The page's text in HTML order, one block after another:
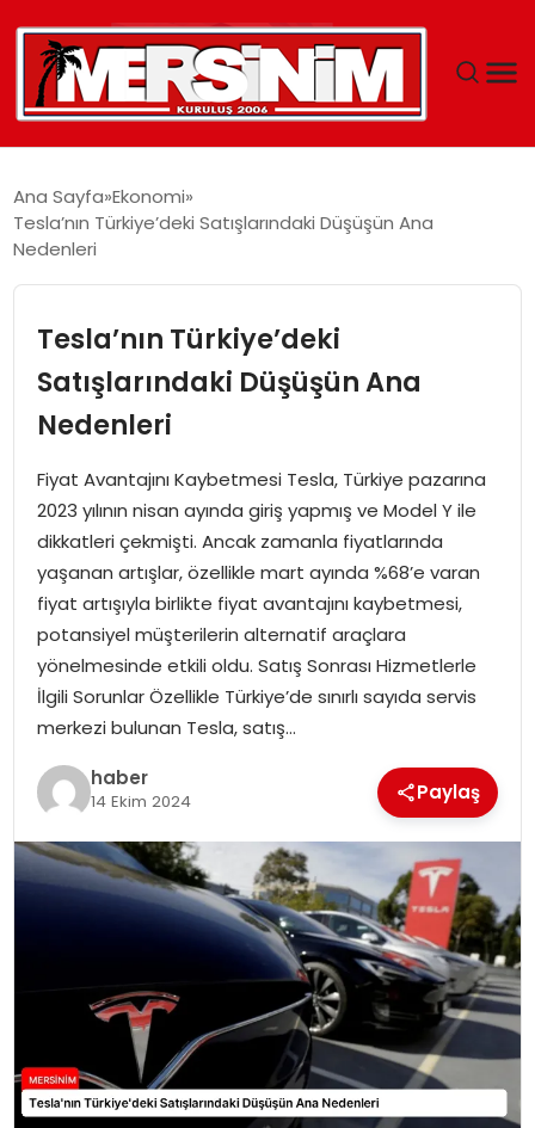
YAŞAM
EĞITIM
SPOR
EKONOMI
MAGAZIN
DÜNYA
OTOMOBIL
Ana Sayfa Ekonomi
Tesla’nın Türkiye’deki Satışlarındaki Düşüşün Ana
Nedenleri
Tesla’nın Türkiye’deki
Satışlarındaki Düşüşün Ana
Nedenleri
Fiyat Avantajını Kaybetmesi Tesla, Türkiye pazarına
2023 yılının nisan ayında giriş yapmış ve Model Y ile
dikkatleri çekmişti. Ancak zamanla fiyatlarında
yaşanan artışlar, özellikle mart ayında %68’e varan
fiyat artışıyla birlikte fiyat avantajını kaybetmesi,
potansiyel müşterilerin alternatif araçlara
yönelmesinde etkili oldu. Satış Sonrası Hizmetlerle
İlgili Sorunlar Özellikle Türkiye’de sınırlı sayıda servis
merkezi bulunan Tesla, satış…
haber
14 Ekim 2024 Paylaş